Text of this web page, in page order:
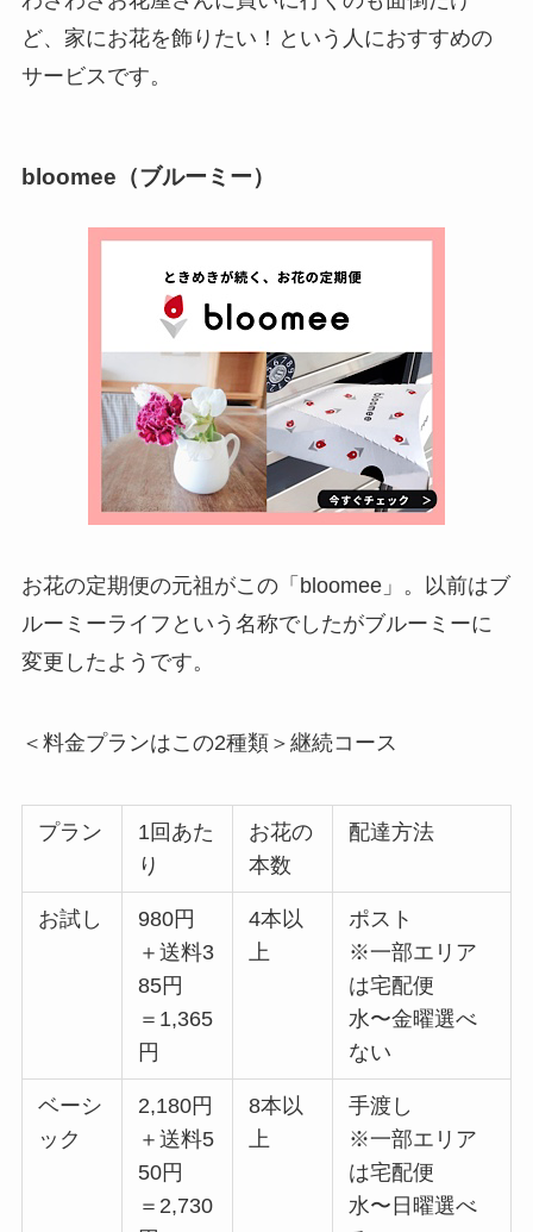
ど、家にお花を飾りたい！という人におすすめの
サービスです。
bloomee（ブルーミー）
お花の定期便の元祖がこの「bloomee」。以前はブ
ルーミーライフという名称でしたがブルーミーに
変更したようです。
＜料金プランはこの2種類＞継続コース
プラン
1回あた
り
お花の
本数
配達方法
お試し
980円
＋送料3
85円
＝1,365
円
4本以
上
ポスト
※一部エリア
は宅配便
水〜金曜選べ
ない
ベーシ
ック
2,180円
＋送料5
50円
＝2,730
8本以
上
手渡し
※一部エリア
は宅配便
水〜日曜選べ